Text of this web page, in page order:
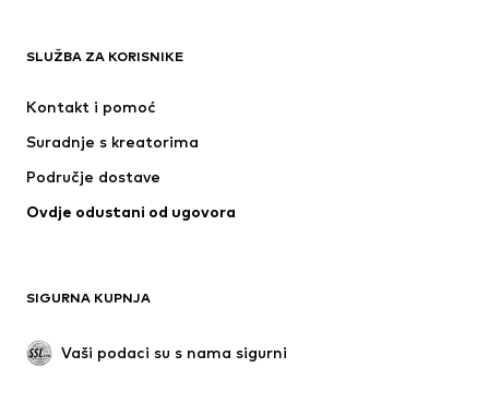
ADIDAS SPORTSWEAR
Jordan
SLUŽBA ZA KORISNIKE
Kontakt i pomoć
Suradnje s kreatorima
Područje dostave
Ovdje odustani od ugovora
SIGURNA KUPNJA
Vaši podaci su s nama sigurni